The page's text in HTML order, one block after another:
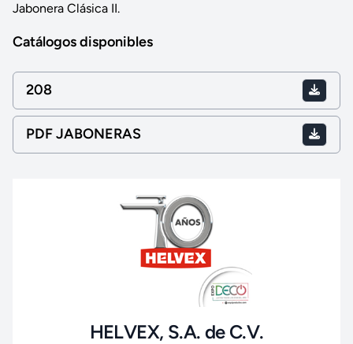
Jabonera Clásica II.
Catálogos disponibles
208
PDF JABONERAS
HELVEX, S.A. de C.V.